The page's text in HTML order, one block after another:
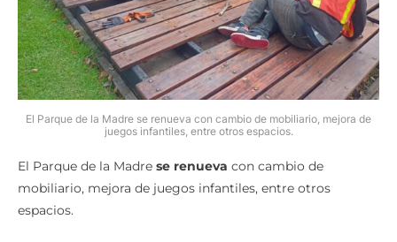
El Parque de la Madre se renueva con cambio de mobiliario, mejora de
juegos infantiles, entre otros espacios.
El Parque de la Madre se renueva con cambio de
mobiliario, mejora de juegos infantiles, entre otros
espacios.